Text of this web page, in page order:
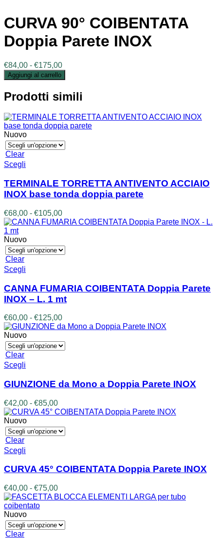
CURVA 90° COIBENTATA
Doppia Parete INOX
€84,00 - €175,00Fascia
di
prezzo:
€84,00
€175,00
Aggiungi al carrello
Prodotti simili
Nuovo
Clear
Scegli
ha
più
varianti.
Le
opzioni
possono
scelte
nella
TERMINALE TORRETTA ANTIVENTO ACCIAIO
INOX base tonda doppia parete
€68,00 - €105,00Fascia
di
€68,00
a
Nuovo
Clear
Scegli
ha
più
varianti.
Le
opzioni
possono
essere
scelte
prodotto
CANNA FUMARIA COIBENTATA Doppia Parete
INOX – L. 1 mt
€60,00 - €125,00Fascia
di
da
€60,00
Nuovo
Clear
Scegli
ha
più
varianti.
Le
opzioni
possono
essere
nella
del
GIUNZIONE da Mono a Doppia Parete INOX
€42,00 - €85,00Fascia
di
da
€42,00
Nuovo
Clear
Scegli
ha
varianti.
Le
opzioni
possono
essere
scelte
CURVA 45° COIBENTATA Doppia Parete INOX
€40,00 - €75,00Fascia
di
€40,00
a
Nuovo
Clear